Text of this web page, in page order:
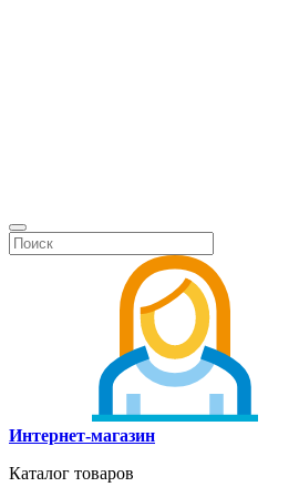
Интернет-магазин
Каталог товаров